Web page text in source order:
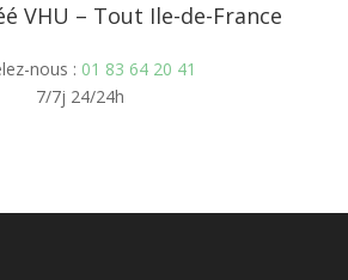
VHU – Tout Ile-de-France
nous : 01 83 64 20 41
7/7j 24/24h